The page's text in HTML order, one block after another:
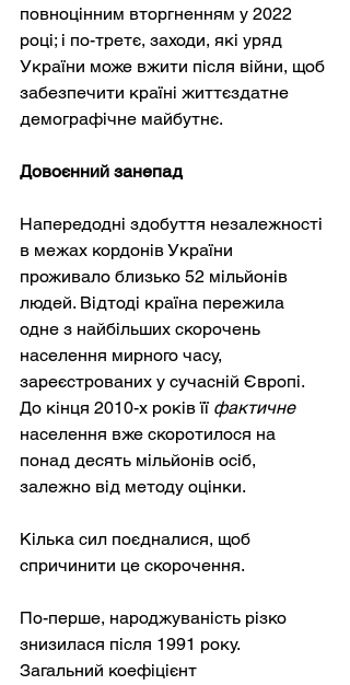
повноцінним вторгненням у 2022
році; і по-третє, заходи, які уряд
України може вжити після війни, щоб
забезпечити країні життєздатне
демографічне майбутнє.
Довоєнний занепад
Напередодні здобуття незалежності
в межах кордонів України
проживало близько 52 мільйонів
людей. Відтоді країна пережила
одне з найбільших скорочень
населення мирного часу,
зареєстрованих у сучасній Європі.
До кінця 2010-х років її фактичне
населення вже скоротилося на
понад десять мільйонів осіб,
залежно від методу оцінки.
Кілька сил поєдналися, щоб
спричинити це скорочення.
По-перше, народжуваність різко
знизилася після 1991 року.
Загальний коефіцієнт